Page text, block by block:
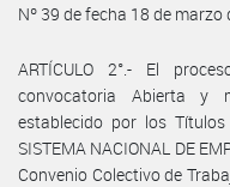
Nº 39 de fecha 18 de
ARTÍCULO 2°.- El
convocatoria Abierta y
establecido por los
SISTEMA NACIONAL DE
Convenio Colectivo de